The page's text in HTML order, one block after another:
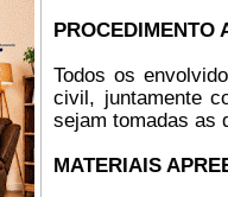
PROCEDIMENTO
Todos os
civil, juntamente
sejam tomadas as
MATERIAIS